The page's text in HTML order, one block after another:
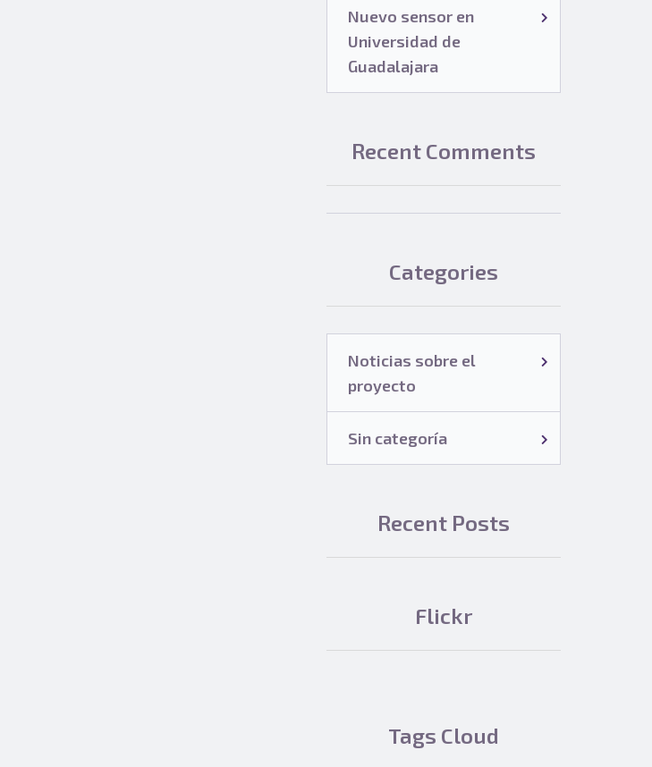
Nuevo sensor en
Universidad de
Guadalajara
Recent Comments
Categories
Noticias sobre el
proyecto
Sin categoría
Recent Posts
Flickr
Tags Cloud